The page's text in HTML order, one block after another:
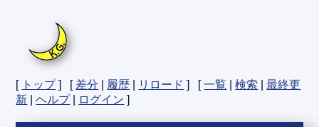
[ トップ] [ 差分 履歴 リロード ] [一覧 |検索 |最終更
新 |ヘルプ| ログイン ]